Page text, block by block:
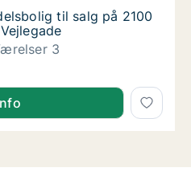
til salg på 2100
til salg på 2100
3
til salg på 2100